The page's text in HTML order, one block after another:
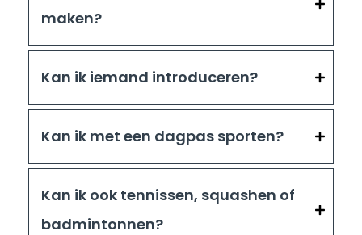
maken?
Kan ik iemand introduceren?
Kan ik met een dagpas sporten?
Kan ik ook tennissen, squashen of
badmintonnen?